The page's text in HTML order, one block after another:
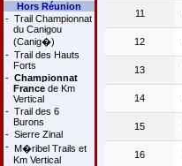
Hors Réunion
- Trail Championnat
du Canigou
(Canig�)
- Trail des Hauts
Forts
- Championnat
Francede Km
Vertical
- Trail des 6
Burons
- Sierre Zinal
- M�ribel Trails et
Km Vertical
11
12
13
14
15
16